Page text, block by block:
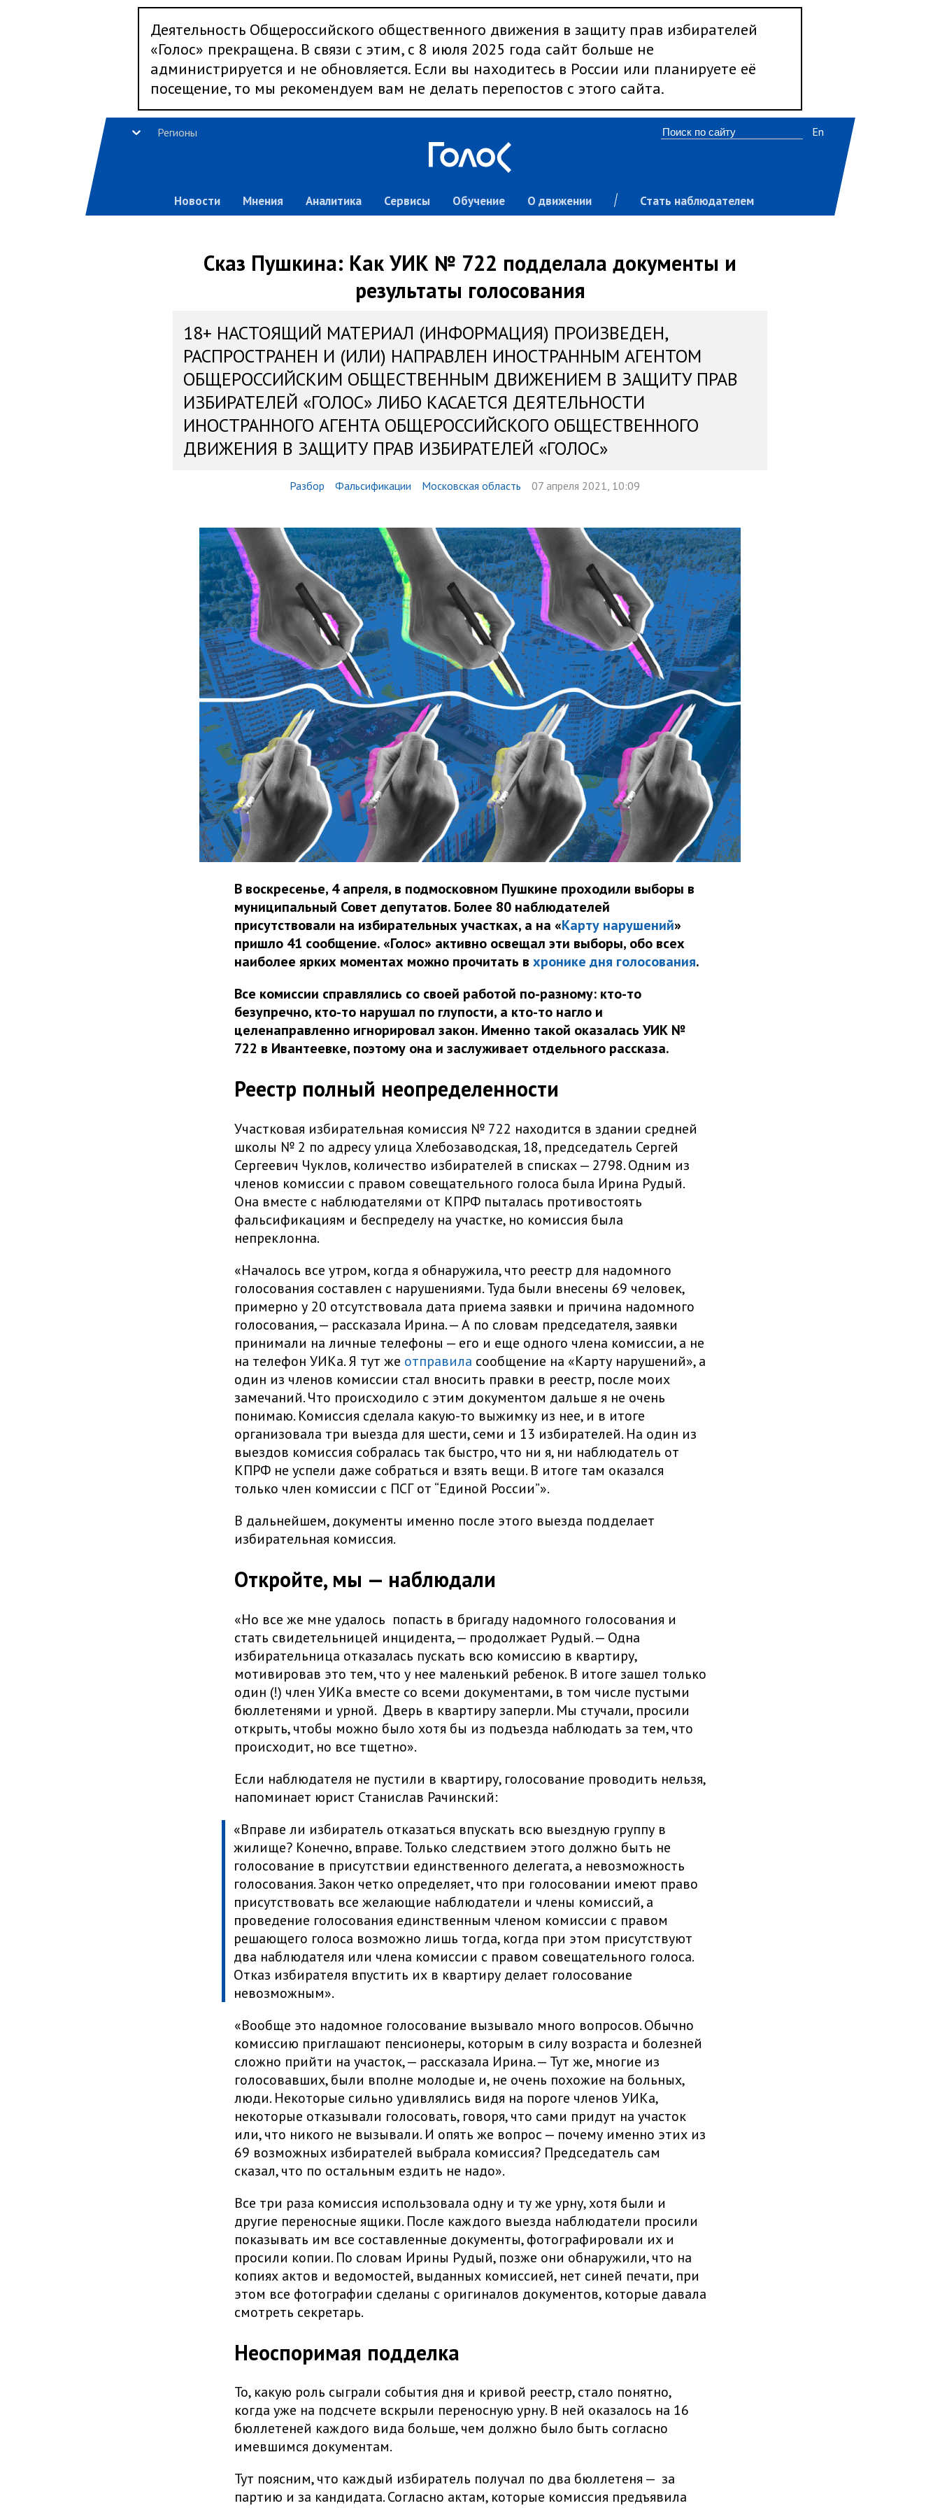
Деятельность Общероссийского общественного движения в защиту прав избирателей
«Голос» прекращена. В связи с этим, с 8 июля 2025 года сайт больше не
администрируется и не обновляется. Если вы находитесь в России или планируете её
посещение, то мы рекомендуем вам не делать перепостов с этого сайта.
Регионы
Новости Мнения Аналитика Сервисы Обучение О движении Стать наблюдателем
En
Сказ Пушкина: Как УИК № 722 подделала документы и
результаты голосования
18+ НАСТОЯЩИЙ МАТЕРИАЛ (ИНФОРМАЦИЯ) ПРОИЗВЕДЕН,
РАСПРОСТРАНЕН И (ИЛИ) НАПРАВЛЕН ИНОСТРАННЫМ АГЕНТОМ
ОБЩЕРОССИЙСКИМ ОБЩЕСТВЕННЫМ ДВИЖЕНИЕМ В ЗАЩИТУ ПРАВ
ИЗБИРАТЕЛЕЙ «ГОЛОС» ЛИБО КАСАЕТСЯ ДЕЯТЕЛЬНОСТИ
ИНОСТРАННОГО АГЕНТА ОБЩЕРОССИЙСКОГО ОБЩЕСТВЕННОГО
ДВИЖЕНИЯ В ЗАЩИТУ ПРАВ ИЗБИРАТЕЛЕЙ «ГОЛОС»
Разбор Фальсификации Московская область 07 апреля 2021, 10:09
В воскресенье, 4 апреля, в подмосковном Пушкине проходили выборы в
муниципальный Совет депутатов. Более 80 наблюдателей
присутствовали на избирательных участках, а на «Карту нарушений»
пришло 41 сообщение. «Голос» активно освещал эти выборы, обо всех
наиболее ярких моментах можно прочитать в хронике дня голосования.
Все комиссии справлялись со своей работой по-разному: кто-то
безупречно, кто-то нарушал по глупости, а кто-то нагло и
целенаправленно игнорировал закон. Именно такой оказалась УИК №
722 в Ивантеевке, поэтому она и заслуживает отдельного рассказа.
Реестр полный неопределенности
Участковая избирательная комиссия № 722 находится в здании средней
школы № 2 по адресу улица Хлебозаводская, 18, председатель Сергей
Сергеевич Чуклов, количество избирателей в списках — 2798. Одним из
членов комиссии с правом совещательного голоса была Ирина Рудый.
Она вместе с наблюдателями от КПРФ пыталась противостоять
фальсификациям и беспределу на участке, но комиссия была
непреклонна.
«Началось все утром, когда я обнаружила, что реестр для надомного
голосования составлен с нарушениями. Туда были внесены 69 человек,
примерно у 20 отсутствовала дата приема заявки и причина надомного
голосования, — рассказала Ирина. — А по словам председателя, заявки
принимали на личные телефоны — его и еще одного члена комиссии, а не
на телефон УИКа. Я тут же отправила сообщение на «Карту нарушений», а
один из членов комиссии стал вносить правки в реестр, после моих
замечаний. Что происходило с этим документом дальше я не очень
понимаю. Комиссия сделала какую-то выжимку из нее, и в итоге
организовала три выезда для шести, семи и 13 избирателей. На один из
выездов комиссия собралась так быстро, что ни я, ни наблюдатель от
КПРФ не успели даже собраться и взять вещи. В итоге там оказался
только член комиссии с ПСГ от “Единой России”».
В дальнейшем, документы именно после этого выезда подделает
избирательная комиссия.
Откройте, мы — наблюдали
«Но все же мне удалось попасть в бригаду надомного голосования и
стать свидетельницей инцидента, — продолжает Рудый. — Одна
избирательница отказалась пускать всю комиссию в квартиру,
мотивировав это тем, что у нее маленький ребенок. В итоге зашел только
один (!) член УИКа вместе со всеми документами, в том числе пустыми
бюллетенями и урной. Дверь в квартиру заперли. Мы стучали, просили
открыть, чтобы можно было хотя бы из подъезда наблюдать за тем, что
происходит, но все тщетно».
Если наблюдателя не пустили в квартиру, голосование проводить нельзя,
напоминает юрист Станислав Рачинский:
«Вправе ли избиратель отказаться впускать всю выездную группу в
жилище? Конечно, вправе. Только следствием этого должно быть не
голосование в присутствии единственного делегата, а невозможность
голосования. Закон четко определяет, что при голосовании имеют право
присутствовать все желающие наблюдатели и члены комиссий, а
проведение голосования единственным членом комиссии с правом
решающего голоса возможно лишь тогда, когда при этом присутствуют
два наблюдателя или члена комиссии с правом совещательного голоса.
Отказ избирателя впустить их в квартиру делает голосование
невозможным».
«Вообще это надомное голосование вызывало много вопросов. Обычно
комиссию приглашают пенсионеры, которым в силу возраста и болезней
сложно прийти на участок, — рассказала Ирина. — Тут же, многие из
голосовавших, были вполне молодые и, не очень похожие на больных,
люди. Некоторые сильно удивлялись видя на пороге членов УИКа,
некоторые отказывали голосовать, говоря, что сами придут на участок
или, что никого не вызывали. И опять же вопрос — почему именно этих из
69 возможных избирателей выбрала комиссия? Председатель сам
сказал, что по остальным ездить не надо».
Все три раза комиссия использовала одну и ту же урну, хотя были и
другие переносные ящики. После каждого выезда наблюдатели просили
показывать им все составленные документы, фотографировали их и
просили копии. По словам Ирины Рудый, позже они обнаружили, что на
копиях актов и ведомостей, выданных комиссией, нет синей печати, при
этом все фотографии сделаны с оригиналов документов, которые давала
смотреть секретарь.
Неоспоримая подделка
То, какую роль сыграли события дня и кривой реестр, стало понятно,
когда уже на подсчете вскрыли переносную урну. В ней оказалось на 16
бюллетеней каждого вида больше, чем должно было быть согласно
имевшимся документам.
Тут поясним, что каждый избиратель получал по два бюллетеня — за
партию и за кандидата. Согласно актам, которые комиссия предъявила